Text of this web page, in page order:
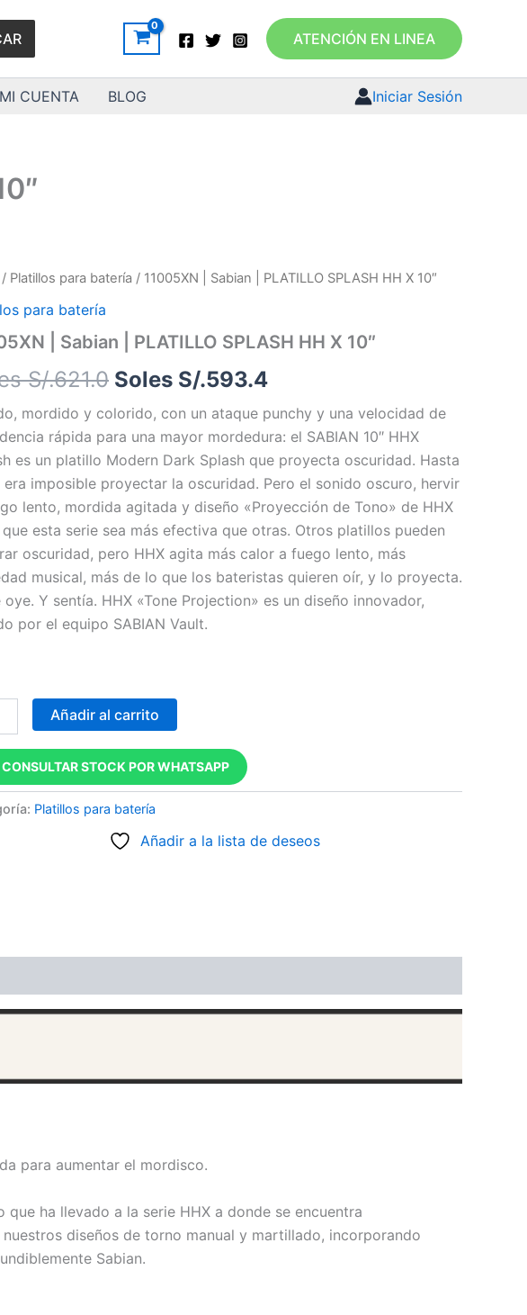
ATENCIÓN EN LINEA
MI CUENTA BLOG Iniciar Sesión
/ Platillos para batería / 11005XN | Sabian | PLATILLO SPLASH HH X 10″
para batería
| Sabian | PLATILLO SPLASH HH X 10″
S/.621.0
El
original
era:
Soles
S/.621.0.
Soles S/.593.4
El
actual
es:
Soles
S/.593.4.
mordido y colorido, con un ataque punchy y una velocidad de
rápida para una mayor mordedura: el SABIAN 10″ HHX
es un platillo Modern Dark Splash que proyecta oscuridad. Hasta
era imposible proyectar la oscuridad. Pero el sonido oscuro, hervir
lento, mordida agitada y diseño «Proyección de Tono» de HHX
que esta serie sea más efectiva que otras. Otros platillos pueden
oscuridad, pero HHX agita más calor a fuego lento, más
musical, más de lo que los bateristas quieren oír, y lo proyecta.
oye. Y sentía. HHX «Tone Projection» es un diseño innovador,
por el equipo SABIAN Vault.
Añadir al carrito
CONSULTAR STOCK POR WHATSAPP
Platillos para batería
Añadir a la lista de deseos
para aumentar el mordisco.
ha llevado a la serie HHX a donde se encuentra
diseños de torno manual y martillado, incorporando
Sabian.